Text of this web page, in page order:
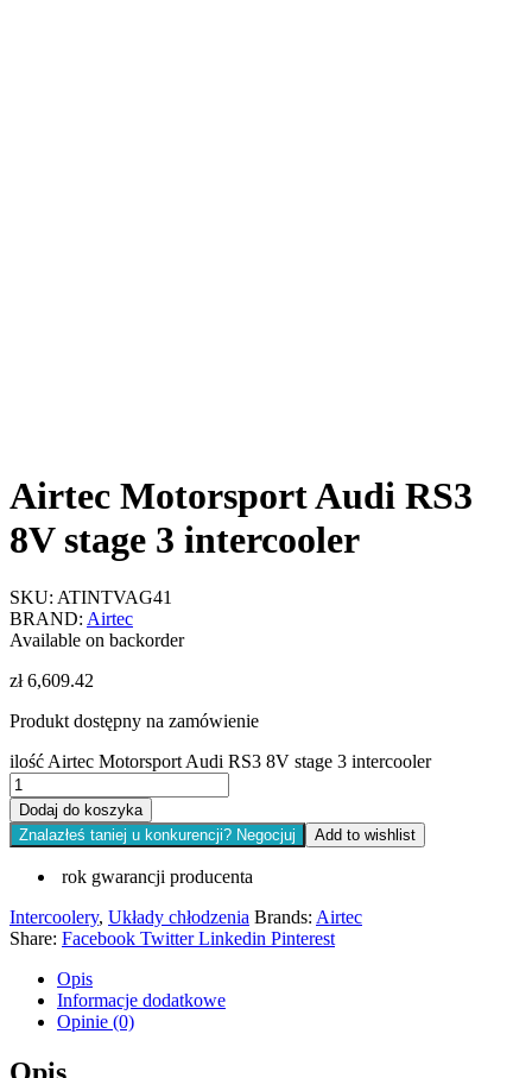
Airtec Motorsport Audi RS3
8V stage 3 intercooler
SKU: ATINTVAG41
BRAND: Airtec
Available on backorder
zł6,609.42
Produkt dostępny na zamówienie
ilość Airtec Motorsport Audi RS3 8V stage 3 intercooler
Dodaj do koszyka
Znalazłeś taniej u konkurencji? Negocjuj
Add to wishlist
rok gwarancji producenta
Intercoolery, Układy chłodzenia Brands: Airtec
Share: Facebook Twitter Linkedin Pinterest
Opis
Informacje dodatkowe
Opinie (0)